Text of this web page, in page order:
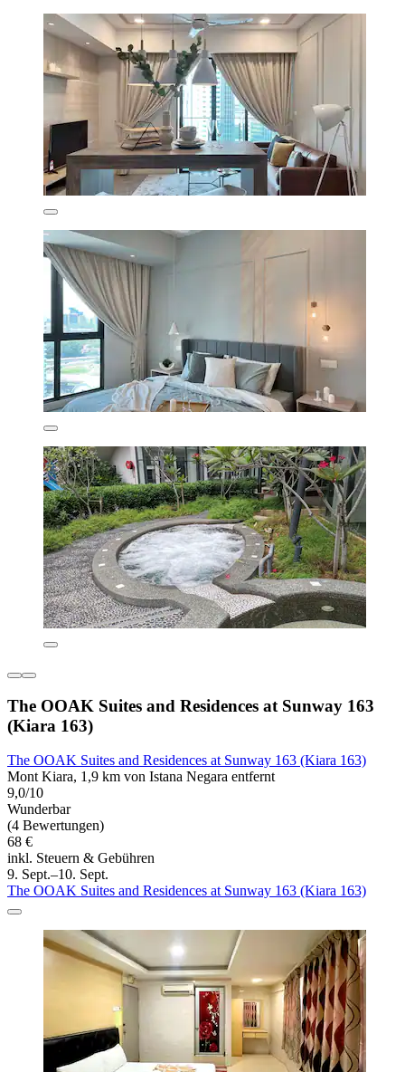
The OOAK Suites and Residences at Sunway 163
(Kiara 163)
The OOAK Suites and Residences at Sunway 163 (Kiara 163)
Mont Kiara, 1,9 km von Istana Negara entfernt
9,0/10
Wunderbar
(4 Bewertungen)
68 €
inkl. Steuern & Gebühren
9. Sept.–10. Sept.
The OOAK Suites and Residences at Sunway 163 (Kiara 163)